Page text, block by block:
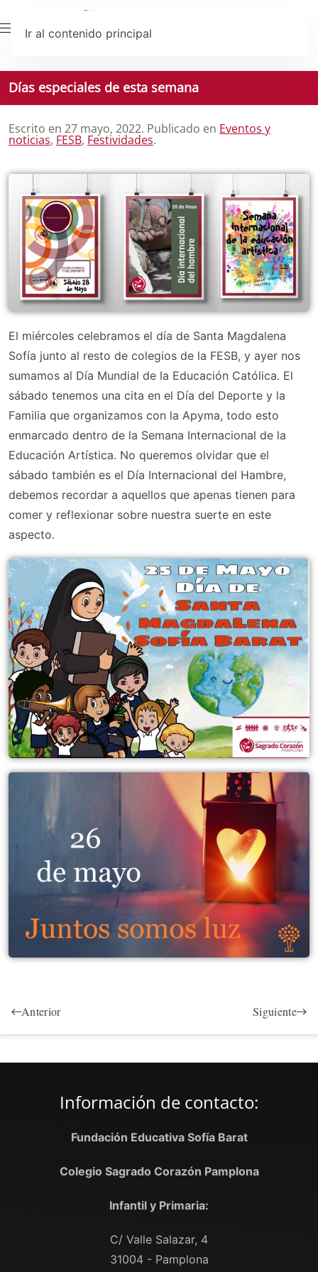
Ir al contenido principal
Días especiales de esta semana
Escrito en 27 mayo, 2022. Publicado en Eventos y
noticias, FESB, Festividades.
El miércoles celebramos el día de Santa Magdalena
Sofía junto al resto de colegios de la FESB, y ayer nos
sumamos al Día Mundial de la Educación Católica. El
sábado tenemos una cita en el Día del Deporte y la
Familia que organizamos con la Apyma, todo esto
enmarcado dentro de la Semana Internacional de la
Educación Artística. No queremos olvidar que el
sábado también es el Día Internacional del Hambre,
debemos recordar a aquellos que apenas tienen para
comer y reflexionar sobre nuestra suerte en este
aspecto.
Anterior Siguiente
Información de contacto:
Fundación Educativa Sofía Barat
Colegio Sagrado Corazón Pamplona
Infantil y Primaria:
C/ Valle Salazar, 4
31004 - Pamplona